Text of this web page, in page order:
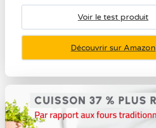
Voir le test produit
Découvrir sur Amazon